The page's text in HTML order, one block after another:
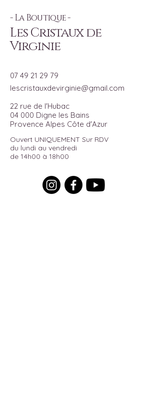
- La Boutique -
Les Cristaux de
Virginie
07 49 21 29 79
lescristauxdevirginie@gmail.com
22 rue de l'Hubac
04 000 Digne les Bains
Provence Alpes Côte d'Azur
Ouvert UNIQUEMENT Sur RDV
du lundi au vendredi
de 14h00 à 18h00